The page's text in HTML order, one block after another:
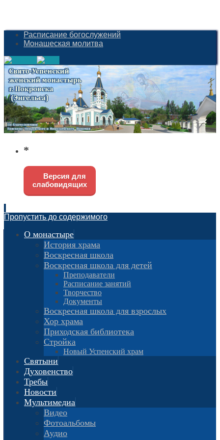
Расписание богослужений
Монашеская молитва
*
Версия для
слабовидящих
Пропустить до содержимого
О монастыре
История храма
Воскресная школа
Воскресная школа для детей
Преподаватели
Расписание занятий
Творчество
Документы
Воскресная школа для взрослых
Хор храма
Приходская библиотека
Стройка
Новый Успенский храм
Святыни
Духовенство
Требы
Новости
Мультимедиа
Видео
Фотоальбомы
Аудио